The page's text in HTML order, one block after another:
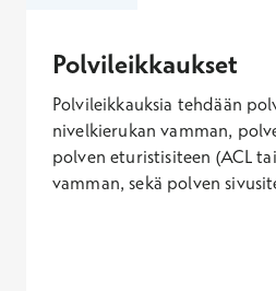
Polvileikkaukset
Polvileikkauksia tehdään
nivelkierukan vamman,
polven eturistisiteen (ACL
vamman, sekä polven
aiheellisuus arvioidaan